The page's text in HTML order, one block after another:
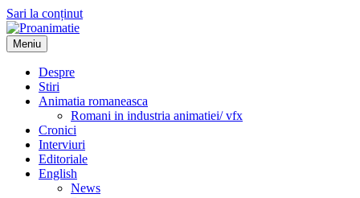
Sari la conținut
Proanimatie
Stiri despre filme de animatie
Meniu
Despre
Stiri
Animatia romaneasca
Romani in industria animatiei/ vfx
Cronici
Interviuri
Editoriale
English
News